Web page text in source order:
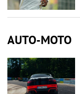
AUTO-MOTO